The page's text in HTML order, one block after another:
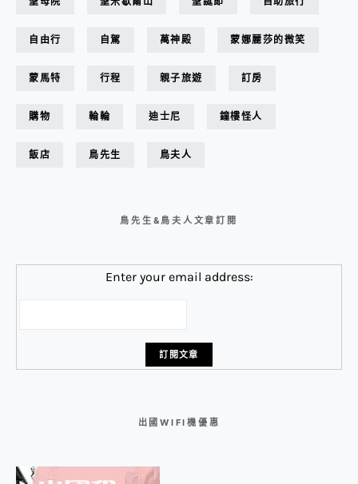
自由行 自駕 萬神殿 蒙娜麗莎的微笑
蒙馬特 行程 親子旅遊 訂房
購物 輪輪 迪士尼 鐘樓怪人
飯店 鳥先生 鳥夫人
鳥先生&鳥夫人文章訂閱
Enter your email address:
出國WIFI機優惠